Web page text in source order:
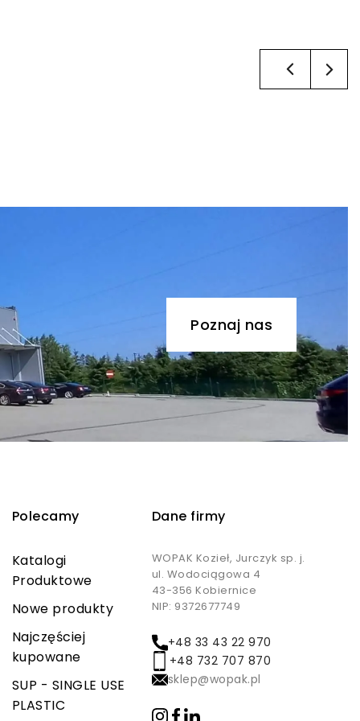
Poznaj nas
Dane firmy
WOPAK Kozieł, Jurczyk sp. j.
ul. Wodociągowa 4
43-356 Kobiernice
NIP: 9372677749
+48 33 43 22 970
+48 732 707 870
sklep@wopak.pl
Polecamy
Katalogi
Produktowe
Nowe produkty
Najczęściej
kupowane
SUP - SINGLE USE
PLASTIC